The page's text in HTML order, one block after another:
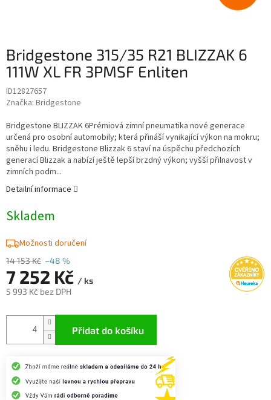
Bridgestone 315/35 R21 BLIZZAK 6
111W XL FR 3PMSF Enliten
ID12827657
Značka: Bridgestone
14 153 Kč –48 %
7 252 Kč / ks
5 993 Kč bez DPH
Skladem
Možnosti doručení
Přidat do košíku
Bridgestone BLIZZAK 6Prémiová zimní pneumatika nové generace
určená pro osobní automobily; která přináší vynikající výkon na mokru;
sněhu i ledu. Bridgestone Blizzak 6 staví na úspěchu předchozích
generací Blizzak a nabízí ještě lepší brzdný výkon; vyšší přilnavost v
zimních podm...
Detailní informace